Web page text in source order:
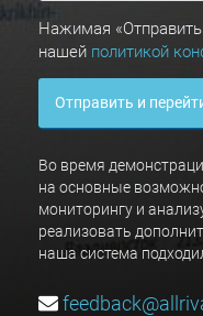
Нажимая
нашей политикой
Отправить и
Во время
на основные
мониторингу и
реализовать
наша система